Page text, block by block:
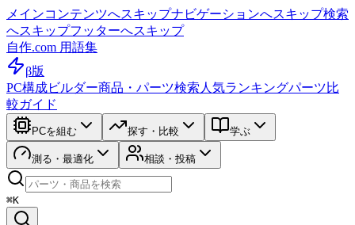
メインコンテンツへスキップナビゲーションへスキップ検索
へスキップフッターへスキップ
自作.com 用語集
β版
PC構成ビルダー商品・パーツ検索 人気ランキングパーツ比
較ガイド
PCを組む 探す・比較 学ぶ
測る・最適化 相談・投稿
⌘K